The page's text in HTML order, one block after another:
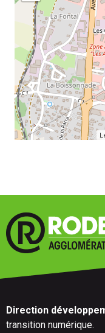
Direction
transition numérique.